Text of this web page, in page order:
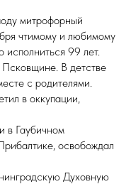
митрофорный
чтимому и любимому
99 лет.
В детстве
с родителями.
в оккупации,
в Гаубичном
освобождал
Духовную